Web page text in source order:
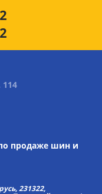
114
продаже шин и
231322,